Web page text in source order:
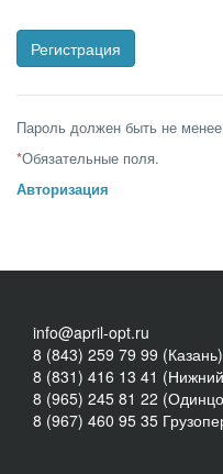
Пароль должен быть не
*Обязательные поля.
Авторизация
info@april-opt.ru
8 (843) 259 79 99 (Казань)
8 (831) 416 13 41
8 (965) 245 81 22
8 (967) 460 95 35